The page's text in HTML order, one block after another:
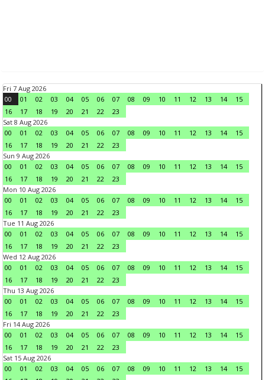
Fri 7 Aug 2026
00
01 02 03 04 05 06 07 08 09 10 11 12 13 14
15
16
17 18 19 20 21 22
23
Sat 8 Aug 2026
00
01 02 03 04 05 06 07 08 09 10 11 12 13 14
15
16
17 18 19 20 21 22
23
Sun 9 Aug 2026
00
01 02 03 04 05 06 07 08 09 10 11 12 13 14
15
16
17 18 19 20 21 22
23
Mon 10 Aug 2026
00
01 02 03 04 05 06 07 08 09 10 11 12 13 14
15
16
17 18 19 20 21 22
23
Tue 11 Aug 2026
00
01 02 03 04 05 06 07 08 09 10 11 12 13 14
15
16
17 18 19 20 21 22
23
Wed 12 Aug 2026
00
01 02 03 04 05 06 07 08 09 10 11 12 13 14
15
16
17 18 19 20 21 22
23
Thu 13 Aug 2026
00
01 02 03 04 05 06 07 08 09 10 11 12 13 14
15
16
17 18 19 20 21 22
23
Fri 14 Aug 2026
00
01 02 03 04 05 06 07 08 09 10 11 12 13 14
15
16
17 18 19 20 21 22
23
Sat 15 Aug 2026
00
01 02 03 04 05 06 07 08 09 10 11 12 13 14
15